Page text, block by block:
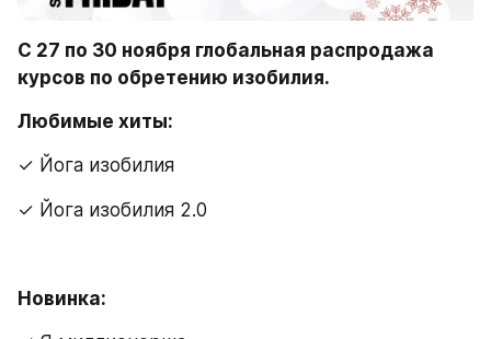
С 27 по 30 ноября глобальная распродажа
курсов по обретению изобилия.
Любимые хиты:
✓ Йога изобилия
✓ Йога изобилия 2.0
Новинка: